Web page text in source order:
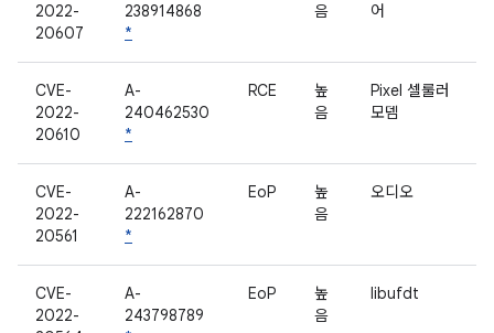
2022-
20607
238914868
*
음
어
CVE-
2022-
20610
A-
240462530
*
RCE
높
음
Pixel 셀룰러
모뎀
CVE-
2022-
20561
A-
222162870
*
EoP
높
음
오디오
CVE-
2022-
A-
243798789
EoP
높
음
libufdt